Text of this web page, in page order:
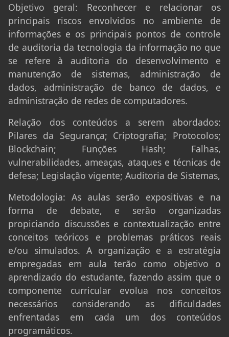
Objetivo geral: Reconhecer e relacionar os
principais riscos envolvidos no ambiente de
informações e os principais pontos de controle
de auditoria da tecnologia da informação no que
se refere à auditoria do desenvolvimento e
manutenção de sistemas, administração de
dados, administração de banco de dados, e
administração de redes de computadores.
Relação dos conteúdos a serem abordados:
Pilares da Segurança; Criptografia; Protocolos;
Blockchain; Funções Hash; Falhas,
vulnerabilidades, ameaças, ataques e técnicas de
defesa; Legislação vigente; Auditoria de Sistemas,
Metodologia: As aulas serão expositivas e na
forma de debate, e serão organizadas
propiciando discussões e contextualização entre
conceitos teóricos e problemas práticos reais
e/ou simulados. A organização e a estratégia
empregadas em aula terão como objetivo o
aprendizado do estudante, fazendo assim que o
componente curricular evolua nos conceitos
necessários considerando as dificuldades
enfrentadas em cada um dos conteúdos
programáticos.